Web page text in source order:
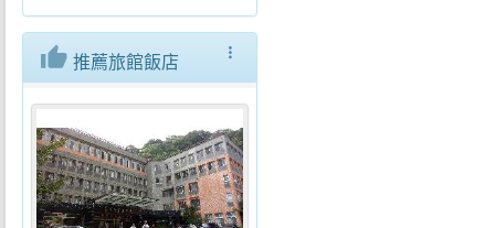
more_vert
thumb_up 推薦旅館飯店